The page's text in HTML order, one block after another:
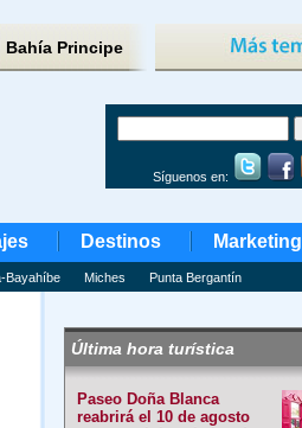
Bahía Principe
Síguenos en:
Destinos Marketing
Bayahíbe Miches Punta Bergantín
Última hora turística
Paseo Doña Blanca
reabrirá el 10 de agosto